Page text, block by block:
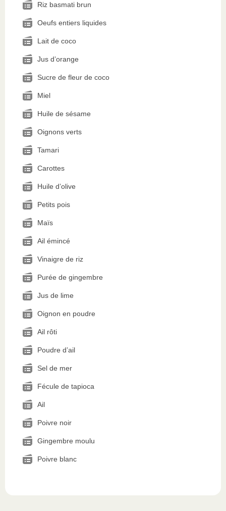
Riz basmati brun
Oeufs entiers liquides
Lait de coco
Jus d’orange
Sucre de fleur de coco
Miel
Huile de sésame
Oignons verts
Tamari
Carottes
Huile d’olive
Petits pois
Maïs
Ail émincé
Vinaigre de riz
Purée de gingembre
Jus de lime
Oignon en poudre
Ail rôti
Poudre d’ail
Sel de mer
Fécule de tapioca
Ail
Poivre noir
Gingembre moulu
Poivre blanc